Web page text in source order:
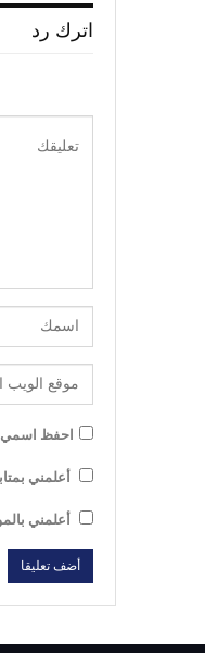
اترك رد
احفظ اسمي
أعلمني
أعلمني